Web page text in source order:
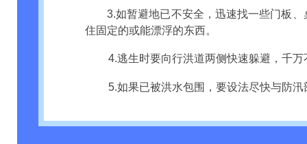
3.如暂避地已不安全，迅速找一些门板
住固定的或能漂浮的东西。
4.逃生时要向行洪道两侧快速躲避，千
5.如果已被洪水包围，要设法尽快与防